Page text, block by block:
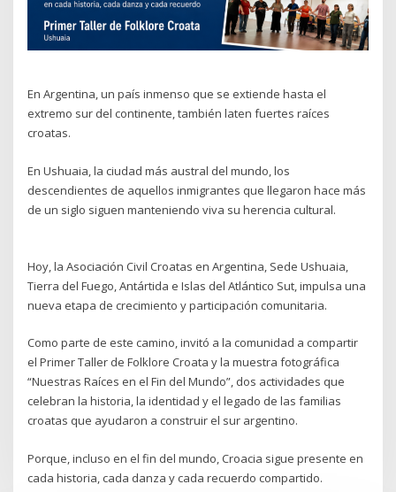
En Argentina, un país inmenso que se extiende hasta el
extremo sur del continente, también laten fuertes raíces
croatas.
En Ushuaia, la ciudad más austral del mundo, los
descendientes de aquellos inmigrantes que llegaron hace más
de un siglo siguen manteniendo viva su herencia cultural.
Hoy, la Asociación Civil Croatas en Argentina, Sede Ushuaia,
Tierra del Fuego, Antártida e Islas del Atlántico Sut, impulsa una
nueva etapa de crecimiento y participación comunitaria.
Como parte de este camino, invitó a la comunidad a compartir
el Primer Taller de Folklore Croata y la muestra fotográfica
“Nuestras Raíces en el Fin del Mundo”, dos actividades que
celebran la historia, la identidad y el legado de las familias
croatas que ayudaron a construir el sur argentino.
Porque, incluso en el fin del mundo, Croacia sigue presente en
cada historia, cada danza y cada recuerdo compartido.